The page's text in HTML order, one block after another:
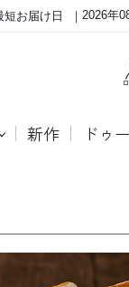
短お届け日 2026年
新作 ドゥ